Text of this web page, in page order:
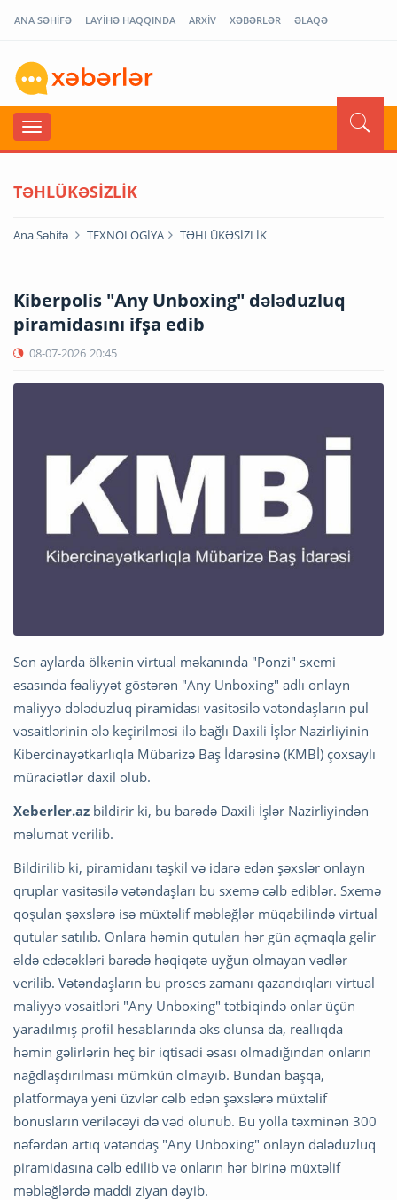
ANA SƏHİFƏ LAYİHƏ HAQQINDA ARXİV XƏBƏRLƏR ƏLAQƏ
TƏHLÜKƏSİZLİK
Ana Səhifə TEXNOLOGİYA TƏHLÜKƏSİZLİK
Kiberpolis "Any Unboxing" dələduzluq
piramidasını ifşa edib
08-07-2026 20:45
Son aylarda ölkənin virtual məkanında "Ponzi" sxemi
əsasında fəaliyyət göstərən "Any Unboxing" adlı onlayn
maliyyə dələduzluq piramidası vasitəsilə vətəndaşların pul
vəsaitlərinin ələ keçirilməsi ilə bağlı Daxili İşlər Nazirliyinin
Kibercinayətkarlıqla Mübarizə Baş İdarəsinə (KMBİ) çoxsaylı
müraciətlər daxil olub.
Xeberler.az bildirir ki, bu barədə Daxili İşlər Nazirliyindən
məlumat verilib.
Bildirilib ki, piramidanı təşkil və idarə edən şəxslər onlayn
qruplar vasitəsilə vətəndaşları bu sxemə cəlb ediblər. Sxemə
qoşulan şəxslərə isə müxtəlif məbləğlər müqabilində virtual
qutular satılıb. Onlara həmin qutuları hər gün açmaqla gəlir
əldə edəcəkləri barədə həqiqətə uyğun olmayan vədlər
verilib. Vətəndaşların bu proses zamanı qazandıqları virtual
maliyyə vəsaitləri "Any Unboxing" tətbiqində onlar üçün
yaradılmış profil hesablarında əks olunsa da, reallıqda
həmin gəlirlərin heç bir iqtisadi əsası olmadığından onların
nağdlaşdırılması mümkün olmayıb. Bundan başqa,
platformaya yeni üzvlər cəlb edən şəxslərə müxtəlif
bonusların veriləcəyi də vəd olunub. Bu yolla təxminən 300
nəfərdən artıq vətəndaş "Any Unboxing" onlayn dələduzluq
piramidasına cəlb edilib və onların hər birinə müxtəlif
məbləğlərdə maddi ziyan dəyib.